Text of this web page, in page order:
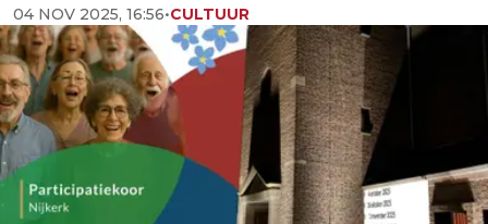
04 NOV 2025, 16:56•CULTUUR